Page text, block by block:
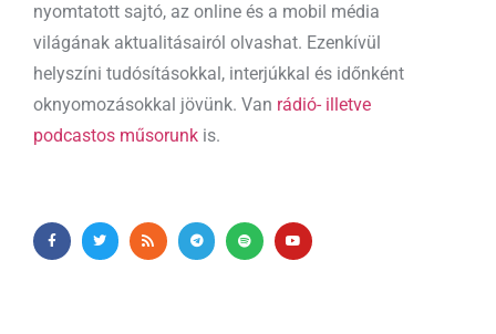
nyomtatott sajtó, az online és a mobil média
világának aktualitásairól olvashat. Ezenkívül
helyszíni tudósításokkal, interjúkkal és időnként
oknyomozásokkal jövünk. Van rádió- illetve
podcastos műsorunk is.